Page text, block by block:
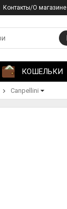
Контакты/О магазине
КОШЕЛЬКИ
Canpellini